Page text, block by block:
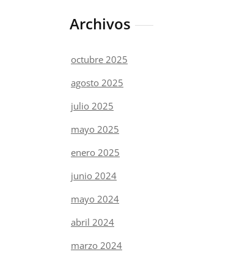
Archivos
octubre 2025
agosto 2025
julio 2025
mayo 2025
enero 2025
junio 2024
mayo 2024
abril 2024
marzo 2024